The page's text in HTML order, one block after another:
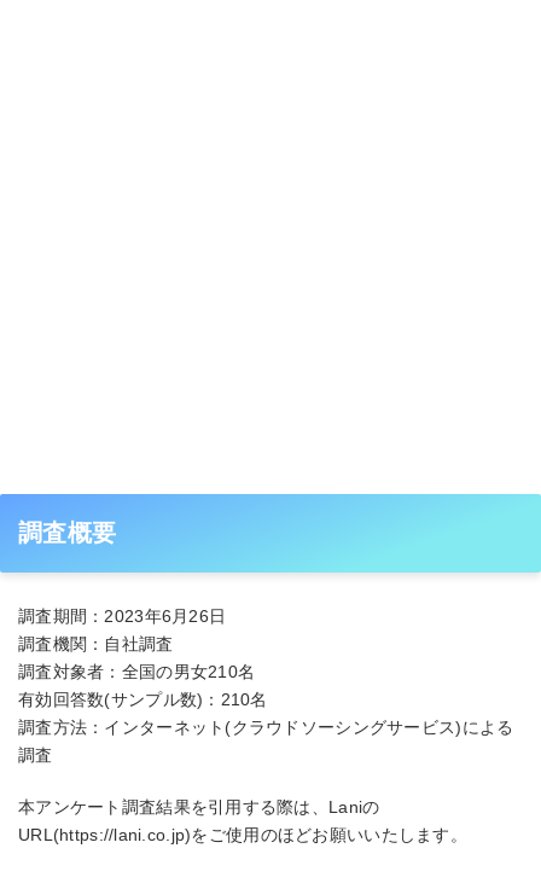
調査概要
調査期間：2023年6月26日
調査機関：自社調査
調査対象者：全国の男女210名
有効回答数(サンプル数)：210名
調査方法：インターネット(クラウドソーシングサービス)による
調査
本アンケート調査結果を引用する際は、Laniの
URL(https://lani.co.jp)をご使用のほどお願いいたします。